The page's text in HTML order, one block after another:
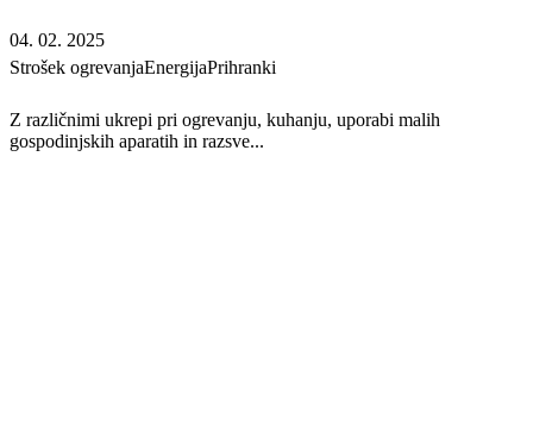
04. 02. 2025
Strošek ogrevanjaEnergijaPrihranki
Z različnimi ukrepi pri ogrevanju, kuhanju, uporabi malih
gospodinjskih aparatih in razsve...